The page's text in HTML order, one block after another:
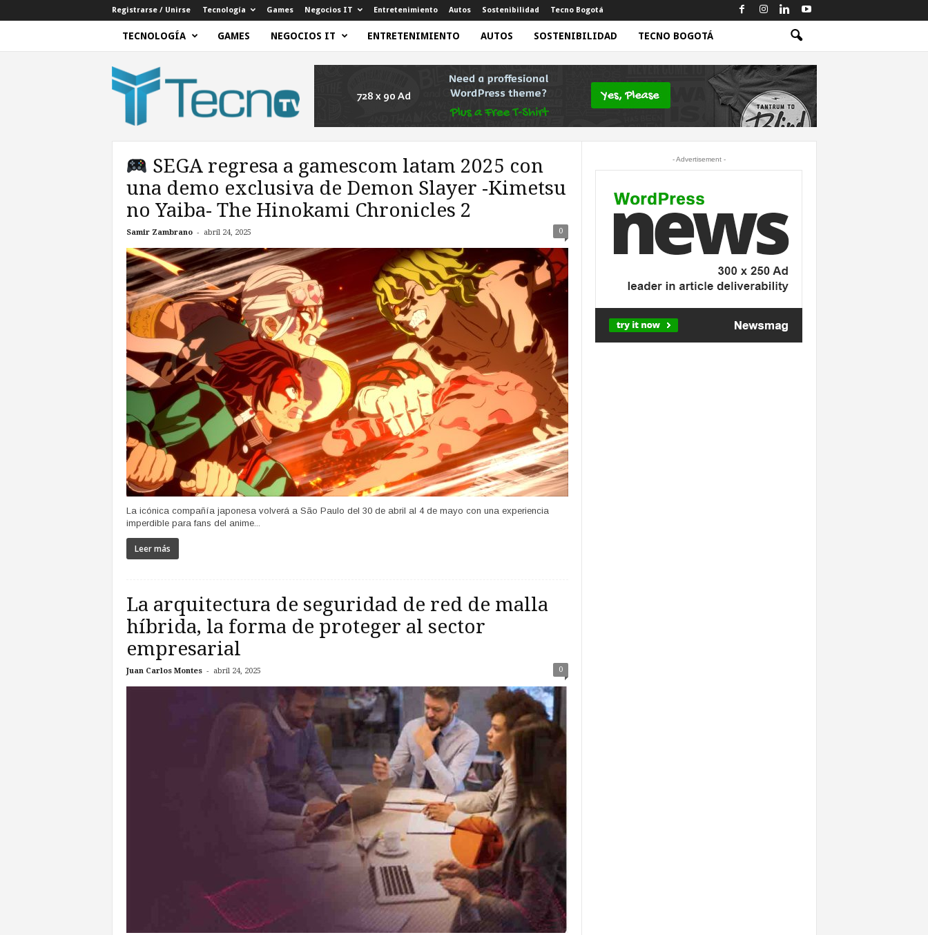
Registrarse / Unirse Tecnología Games Negocios IT Entretenimiento Autos Sostenibilidad Tecno Bogotá
TECNOLOGÍA GAMES NEGOCIOS IT ENTRETENIMIENTO AUTOS SOSTENIBILIDAD TECNO BOGOTÁ
e
c
n
SEGA regresa a gamescom latam 2025 con
una demo exclusiva de Demon Slayer -Kimetsu
no Yaiba- The Hinokami Chronicles 2
Samir Zambrano - abril 24, 2025 0
La icónica compañía japonesa volverá a São Paulo del 30 de abril al 4 de mayo con una experiencia
imperdible para fans del anime...
Leer más
La arquitectura de seguridad de red de malla
híbrida, la forma de proteger al sector
empresarial
Juan Carlos Montes - abril 24, 2025 0
- Advertisement -